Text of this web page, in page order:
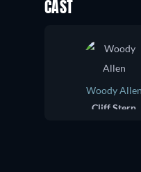
CAST
Woody Allen
Cliff Stern